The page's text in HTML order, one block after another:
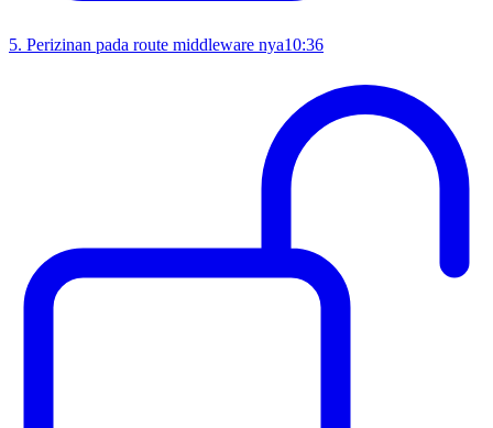
5. Perizinan pada route middleware nya10:36